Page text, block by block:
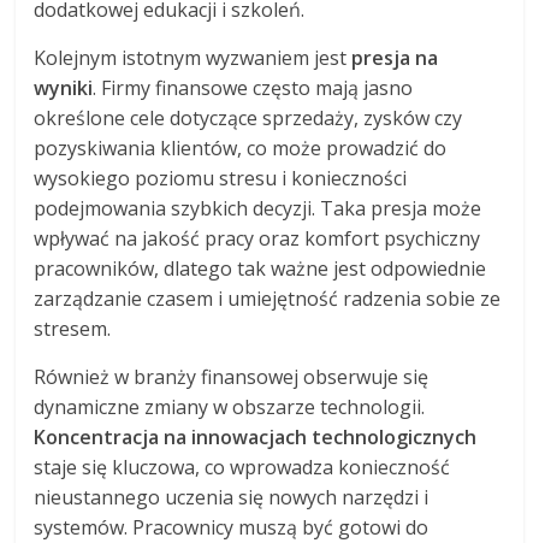
dodatkowej edukacji i szkoleń.
Kolejnym istotnym wyzwaniem jest presja na
wyniki. Firmy finansowe często mają jasno
określone cele dotyczące sprzedaży, zysków czy
pozyskiwania klientów, co może prowadzić do
wysokiego poziomu stresu i konieczności
podejmowania szybkich decyzji. Taka presja może
wpływać na jakość pracy oraz komfort psychiczny
pracowników, dlatego tak ważne jest odpowiednie
zarządzanie czasem i umiejętność radzenia sobie ze
stresem.
Również w branży finansowej obserwuje się
dynamiczne zmiany w obszarze technologii.
Koncentracja na innowacjach technologicznych
staje się kluczowa, co wprowadza konieczność
nieustannego uczenia się nowych narzędzi i
systemów. Pracownicy muszą być gotowi do